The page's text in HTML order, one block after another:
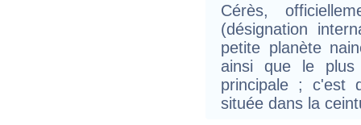
Cérès,
(désignation
petite planète
ainsi que le
principale ; c'est
située dans la